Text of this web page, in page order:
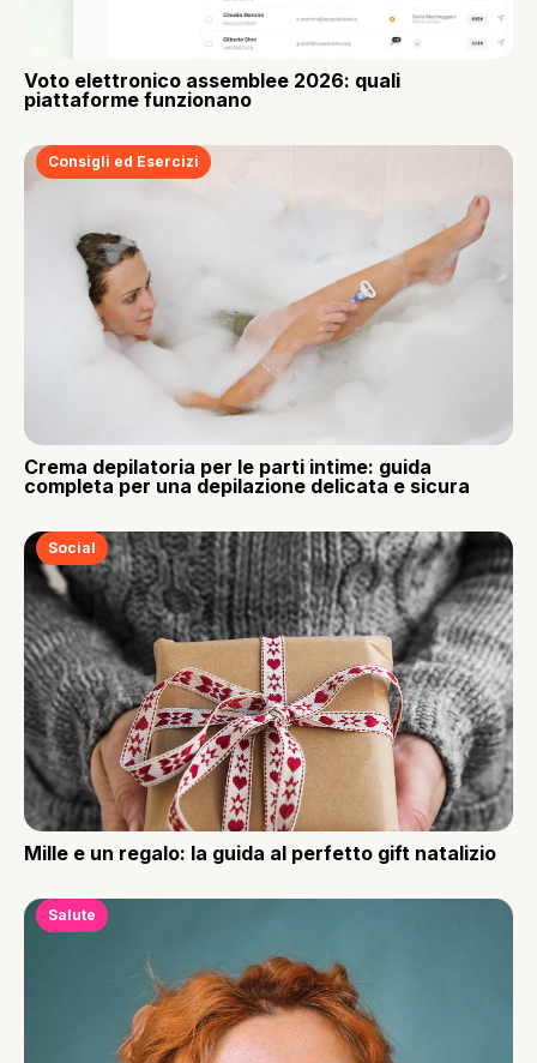
Voto elettronico assemblee 2026: quali
piattaforme funzionano
Consigli ed Esercizi
Crema depilatoria per le parti intime: guida
completa per una depilazione delicata e sicura
Social
Mille e un regalo: la guida al perfetto gift natalizio
Salute